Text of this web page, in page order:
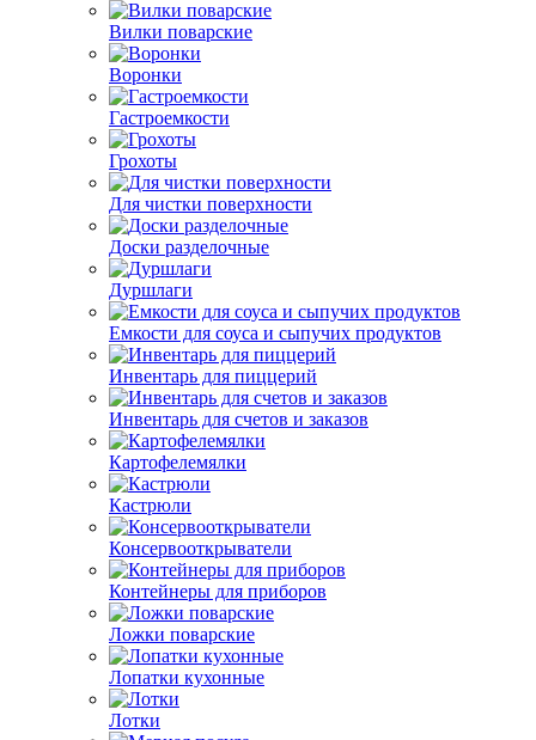
Вилки поварские
Воронки
Гастроемкости
Грохоты
Для чистки поверхности
Доски разделочные
Дуршлаги
Емкости для соуса и сыпучих продуктов
Инвентарь для пиццерий
Инвентарь для счетов и заказов
Картофелемялки
Кастрюли
Консервооткрыватели
Контейнеры для приборов
Ложки поварские
Лопатки кухонные
Лотки